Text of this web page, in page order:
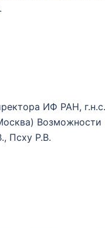
ИФ РАН, г.н.с.
Возможности
Псху Р.В.